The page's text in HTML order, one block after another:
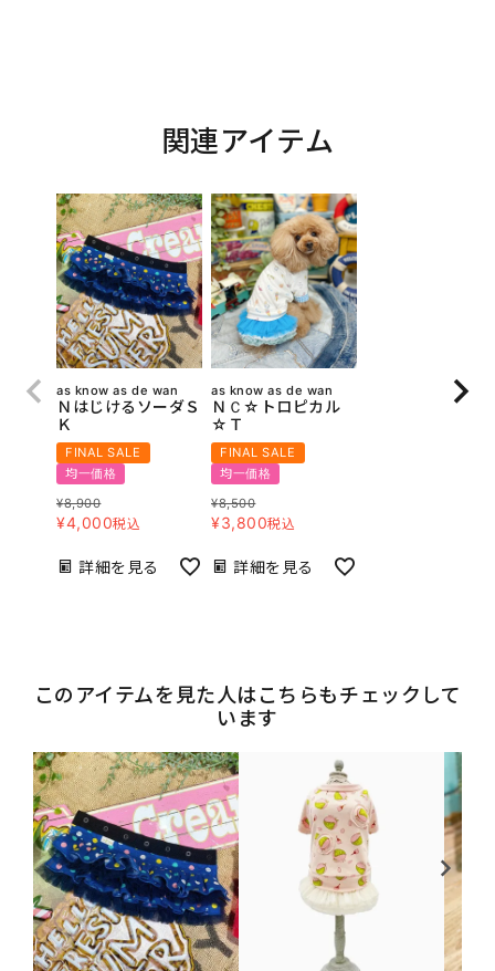
関連アイテム
as know as de wan
ＮはじけるソーダＳ
Ｋ
FINAL SALE
均一価格
¥8,900
¥4,000税込
詳細を見る
as know as de wan
ＮＣ☆トロピカル
☆Ｔ
FINAL SALE
均一価格
¥8,500
¥3,800税込
詳細を見る
このアイテムを見た人はこちらもチェックして
います